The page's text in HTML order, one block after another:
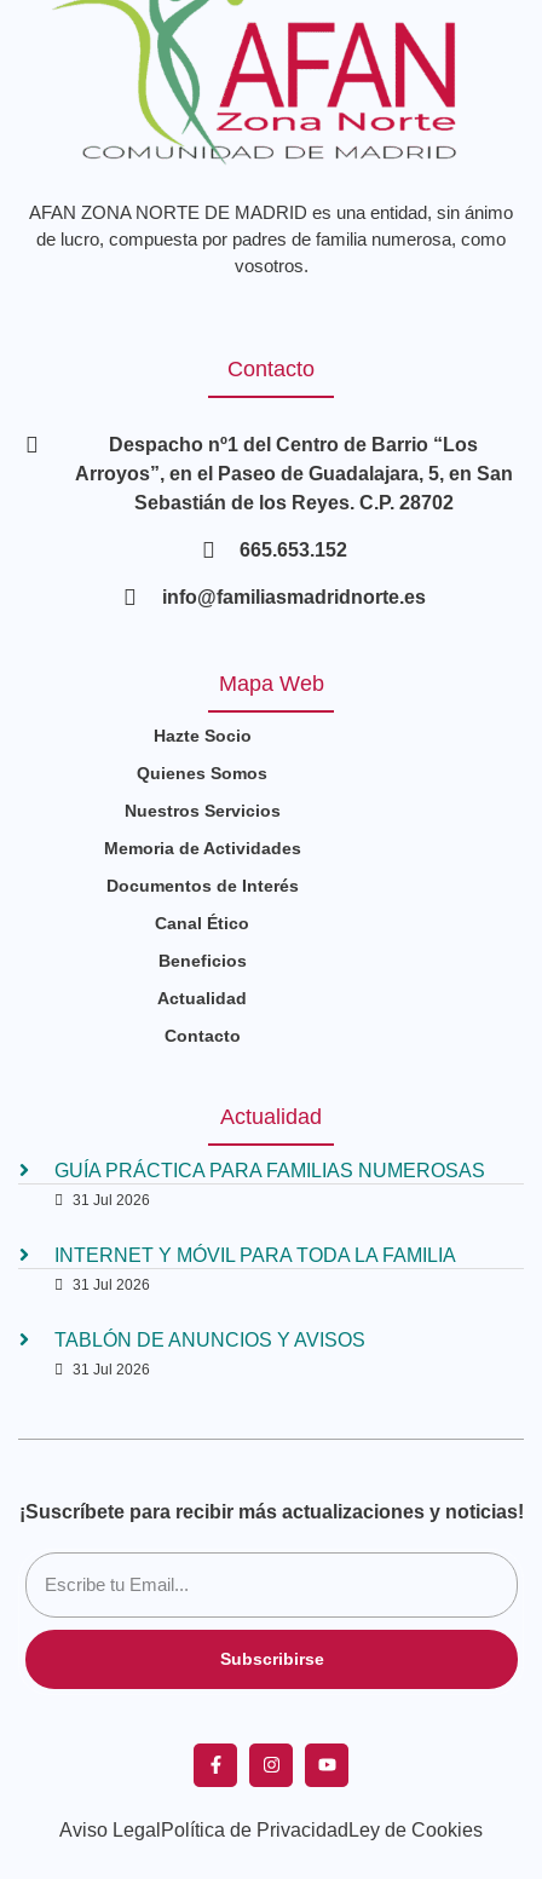
AFAN ZONA NORTE DE MADRID es una entidad, sin ánimo
de lucro, compuesta por padres de familia numerosa, como
vosotros.
Contacto
Despacho nº1 del Centro de Barrio “Los
Arroyos”, en el Paseo de Guadalajara, 5, en San
Sebastián de los Reyes. C.P. 28702
665.653.152
info@familiasmadridnorte.es
Mapa Web
Hazte Socio
Quienes Somos
Nuestros Servicios
Memoria de Actividades
Documentos de Interés
Canal Ético
Beneficios
Actualidad
Contacto
Actualidad
GUÍA PRÁCTICA PARA FAMILIAS NUMEROSAS
31 Jul 2026
INTERNET Y MÓVIL PARA TODA LA FAMILIA
31 Jul 2026
TABLÓN DE ANUNCIOS Y AVISOS
31 Jul 2026
¡Suscríbete para recibir más actualizaciones y noticias!
Subscribirse
Aviso Legal Política de Privacidad Ley de Cookies